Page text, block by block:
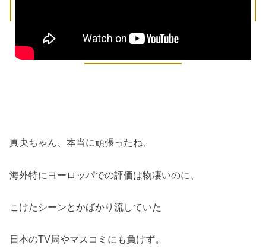
真央ちゃん、本当に頑張ったね、
海外特にヨーロッパでの評価は物凄いのに、
こけたシーンとかばかり流していた
日本のTV局やマスコミにも負けず。